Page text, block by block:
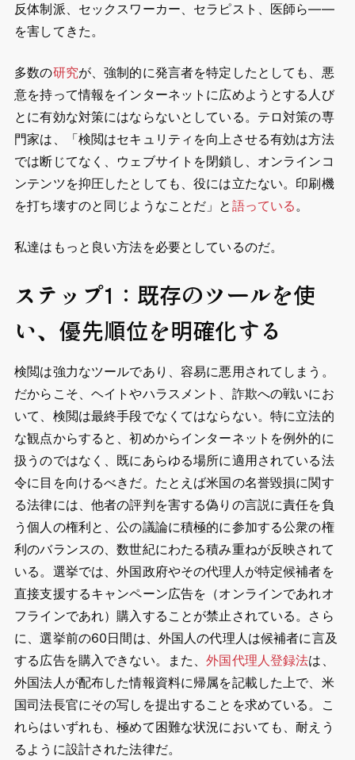
反体制派、セックスワーカー、セラピスト、医師ら――
を害してきた。
多数の研究が、強制的に発言者を特定したとしても、悪
意を持って情報をインターネットに広めようとする人び
とに有効な対策にはならないとしている。テロ対策の専
門家は、「検閲はセキュリティを向上させる有効は方法
では断じてなく、ウェブサイトを閉鎖し、オンラインコ
ンテンツを抑圧したとしても、役には立たない。印刷機
を打ち壊すのと同じようなことだ」と 語っている。
私達はもっと良い方法を必要としているのだ。
ステップ1：既存のツールを使
い、優先順位を明確化する
検閲は強力なツールであり、容易に悪用されてしまう。
だからこそ、ヘイトやハラスメント、詐欺への戦いにお
いて、検閲は最終手段でなくてはならない。特に立法的
な観点からすると、初めからインターネットを例外的に
扱うのではなく、既にあらゆる場所に適用されている法
令に目を向けるべきだ。たとえば米国の名誉毀損に関す
る法律には、他者の評判を害する偽りの言説に責任を負
う個人の権利と、公の議論に積極的に参加する公衆の権
利のバランスの、数世紀にわたる積み重ねが反映されて
いる。選挙では、外国政府やその代理人が特定候補者を
直接支援するキャンペーン広告を（オンラインであれオ
フラインであれ）購入することが禁止されている。さら
に、選挙前の60日間は、外国人の代理人は候補者に言及
する広告を購入できない。また、外国代理人登録法は、
外国法人が配布した情報資料に帰属を記載した上で、米
国司法長官にその写しを提出することを求めている。こ
れらはいずれも、極めて困難な状況においても、耐えう
るように設計された法律だ。